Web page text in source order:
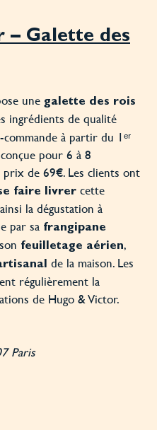
– Galette des
une galette des rois
ingrédients de qualité
à partir du 1ᵉʳ
pour 6 à 8
de 69€. Les clients ont
faire livrer cette
la dégustation à
par sa frangipane
feuilletage aérien,
de la maison. Les
régulièrement la
de Hugo & Victor.
Paris